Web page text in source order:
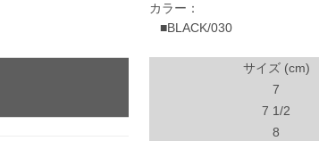
カラー：
■BLACK/030
サイズ (cm)
7
7 1/2
8